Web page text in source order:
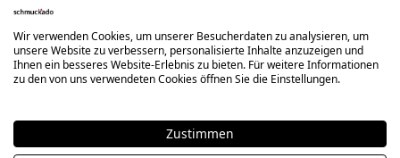
Wir verwenden Cookies, um unserer Besucherdaten zu analysieren, um
unsere Website zu verbessern, personalisierte Inhalte anzuzeigen und
Ihnen ein besseres Website-Erlebnis zu bieten. Für weitere Informationen
zu den von uns verwendeten Cookies öffnen Sie die Einstellungen.
Zustimmen